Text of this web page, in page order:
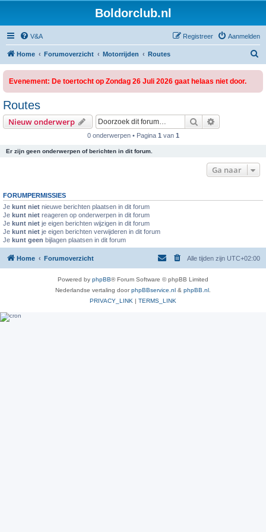
Boldorclub.nl
V&A Aanmelden
Registreer
Home Forumoverzicht Motorrijden Routes
Evenement: De toertocht op Zondag 26 Juli 2026 gaat helaas niet door.
Routes
Nieuw onderwerp Zoek
0 onderwerpen • Pagina 1 van 1
Er zijn geen onderwerpen of berichten in dit forum.
Ga naar
FORUMPERMISSIES
Je kunt niet nieuwe berichten plaatsen in dit forum
Je kunt niet reageren op onderwerpen in dit forum
Je kunt niet je eigen berichten wijzigen in dit forum
Je kunt niet je eigen berichten verwijderen in dit forum
Je kunt geen bijlagen plaatsen in dit forum
Home Forumoverzicht Alle tijden zijn UTC+02:00
Powered by phpBB® Forum Software © phpBB Limited
Nederlandse vertaling doorphpBBservice.nl & phpBB.nl
PRIVACY_LINK | TERMS_LINK